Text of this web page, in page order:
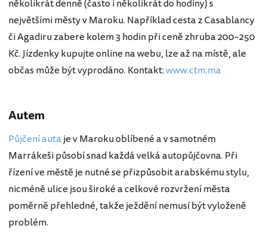
několikrát denně (často i několikrát do hodiny) s
největšími městy v Maroku. Například cesta z Casablancy
či Agadiru zabere kolem 3 hodin při ceně zhruba 200–250
Kč. Jízdenky kupujte online na webu, lze až na místě, ale
občas může být vyprodáno. Kontakt:www.ctm.ma
Autem
Půjčení autaje v Maroku oblíbené a v samotném
Marrákeši působí snad každá velká autopůjčovna. Při
řízení ve městě je nutné se přizpůsobit arabskému stylu,
nicméně ulice jsou široké a celkové rozvržení města
poměrně přehledné, takže ježdění nemusí být vyloženě
problém.